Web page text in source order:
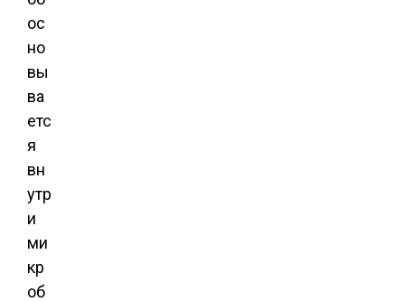
ос
но
вы
ва
етс
я
вн
утр
и
ми
кр
об